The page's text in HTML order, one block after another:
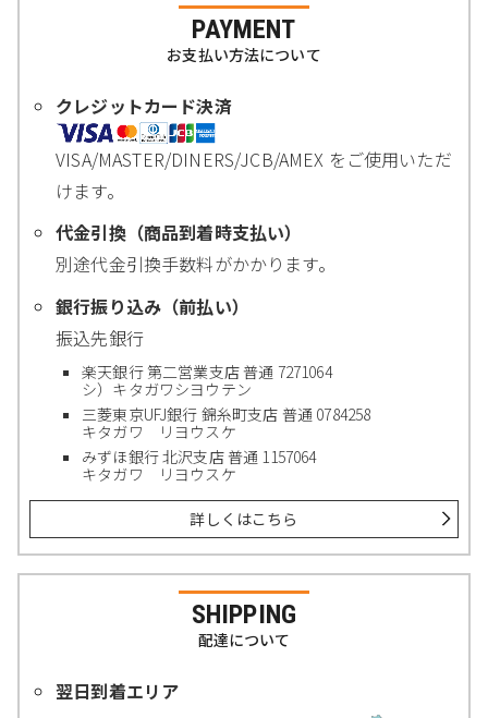
PAYMENT
お支払い方法について
クレジットカード決済
VISA/MASTER/DINERS/JCB/AMEX をご使用いただ
けます。
代金引換（商品到着時支払い）
別途代金引換手数料がかかります。
銀行振り込み（前払い）
振込先銀行
楽天銀行 第二営業支店 普通 7271064
シ）キタガワシヨウテン
三菱東京UFJ銀行 錦糸町支店 普通 0784258
キタガワ リヨウスケ
みずほ銀行 北沢支店 普通 1157064
キタガワ リヨウスケ
詳しくはこちら
SHIPPING
配達について
翌日到着エリア